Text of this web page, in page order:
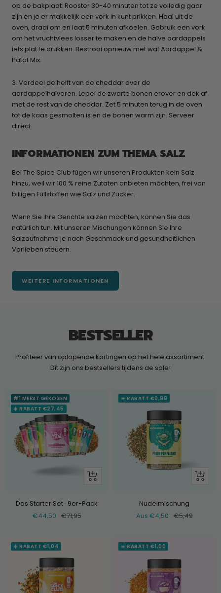
op de bakplaat. Rooster 30-40 minuten tot ze volledig gaar
zijn en je er makkelijk een vork in kunt prikken. Haal uit de
oven, draai om en laat 5 minuten afkoelen. Gebruik een vork
om het vruchtvlees losser te maken en de halve aardappels
iets plat te drukken. Bestrooi opnieuw met wat Aardappel &
Patat Mix.
3. Verdeel de helft van de cheddar over de
aardappelhalveren. Lepel de zwarte bonen erover en dek af
met de rest van de cheddar. Zet 5 minuten terug in de oven
tot de kaas gesmolten is en de bonen warm zijn. Serveer
direct.
INFORMATIONEN ZUM THEMA SALZ
Bei The Spice Club fügen wir unseren Produkten kein Salz
hinzu, weil wir 100 % reine Zutaten anbieten möchten, frei von
billigen Füllstoffen wie Salz und Zucker.
Wenn Sie Ihre Gerichte salzen möchten, können Sie das
natürlich tun. Mit unseren Mischungen können Sie Ihre
Salzaufnahme je nach Geschmack und gesundheitlichen
Vorlieben steuern.
WEITERE INFORMATIONEN
BESTSELLER
Profiteer van oplopende kortingen op het hele assortiment.
Dit zijn ons bestsellers tijdens de sale!
#1 MEEST GEKOZEN
☀️ RABATT €27,45
+
Das Starter Set · 9er-Pack
Verkaufspreis
€44,50 Normaler
€71,95
☀️ RABATT €0,99
Schau
Nudelmischung
Verkaufspreis
Aus €4,50 Normaler
€5,49
☀️ RABATT €1,04 ☀️ RABATT €1,00